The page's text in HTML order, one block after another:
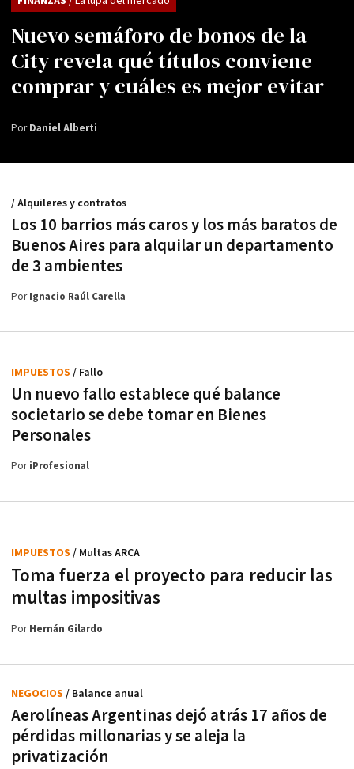
Nuevo semáforo de bonos de la
City revela qué títulos conviene
comprar y cuáles es mejor evitar
PorDaniel Alberti
Los 10 barrios más caros y los más baratos de
Buenos Aires para alquilar un departamento
de 3 ambientes
/ Alquileres y contratos
PorIgnacio Raúl Carella
Un nuevo fallo establece qué balance
societario se debe tomar en Bienes
Personales
IMPUESTOS / Fallo
PoriProfesional
Toma fuerza el proyecto para reducir las
multas impositivas
IMPUESTOS / Multas ARCA
PorHernán Gilardo
Aerolíneas Argentinas dejó atrás 17 años de
pérdidas millonarias y se aleja la
privatización
NEGOCIOS / Balance anual